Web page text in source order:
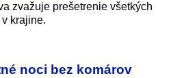
zvažuje prešetrenie všetkých
krajine.
noci bez komárov